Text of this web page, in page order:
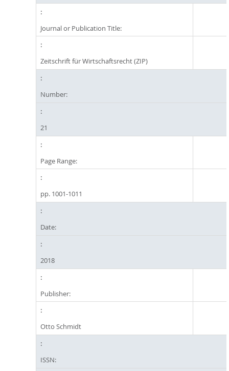
Journal or Publication Title:
Zeitschrift für Wirtschaftsrecht (ZIP)
Number:
21
Page Range:
pp. 1001-1011
Date:
2018
Publisher:
Otto Schmidt
ISSN: